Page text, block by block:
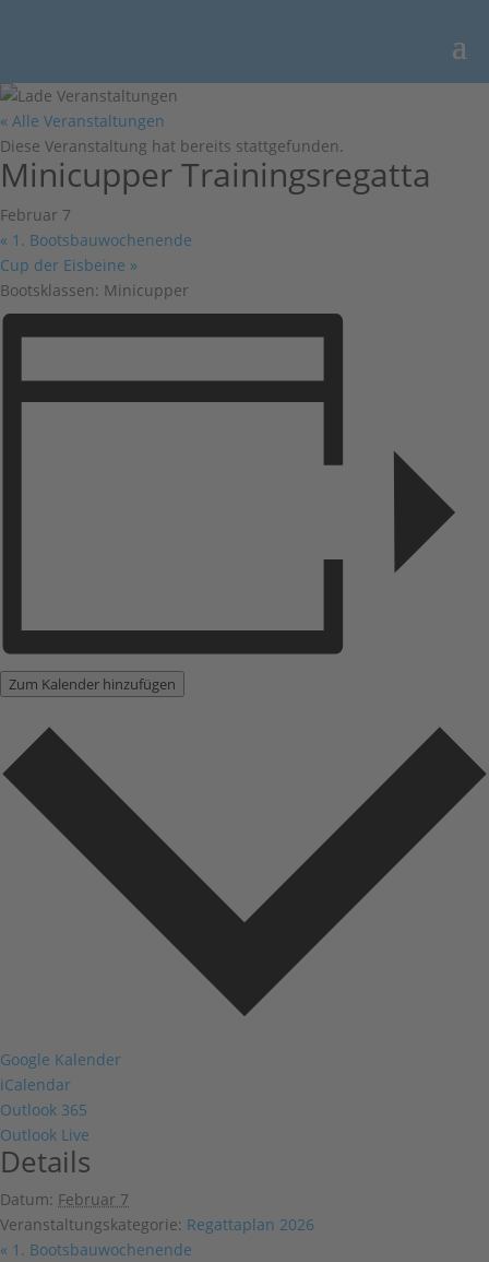
« Alle Veranstaltungen
Diese Veranstaltung hat bereits stattgefunden.
Minicupper Trainingsregatta
Februar 7
« 1. Bootsbauwochenende
Cup der Eisbeine »
Bootsklassen: Minicupper
Zum Kalender hinzufügen
Google Kalender
iCalendar
Outlook 365
Outlook Live
Details
Datum: Februar 7
Veranstaltungskategorie: Regattaplan 2026
« 1. Bootsbauwochenende